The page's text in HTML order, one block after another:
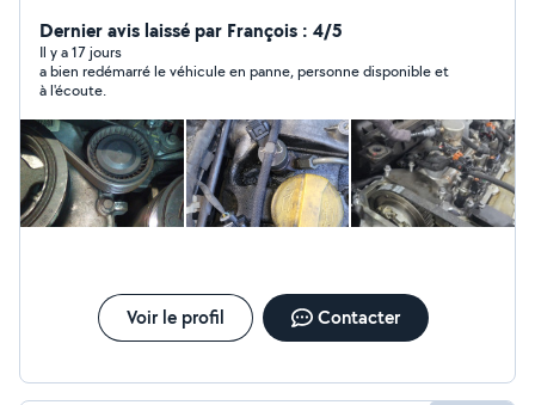
Dernier avis laissé par François : 4/5
Il y a 17 jours
a bien redémarré le véhicule en panne, personne disponible et
à l'écoute.
Voir le profil Contacter